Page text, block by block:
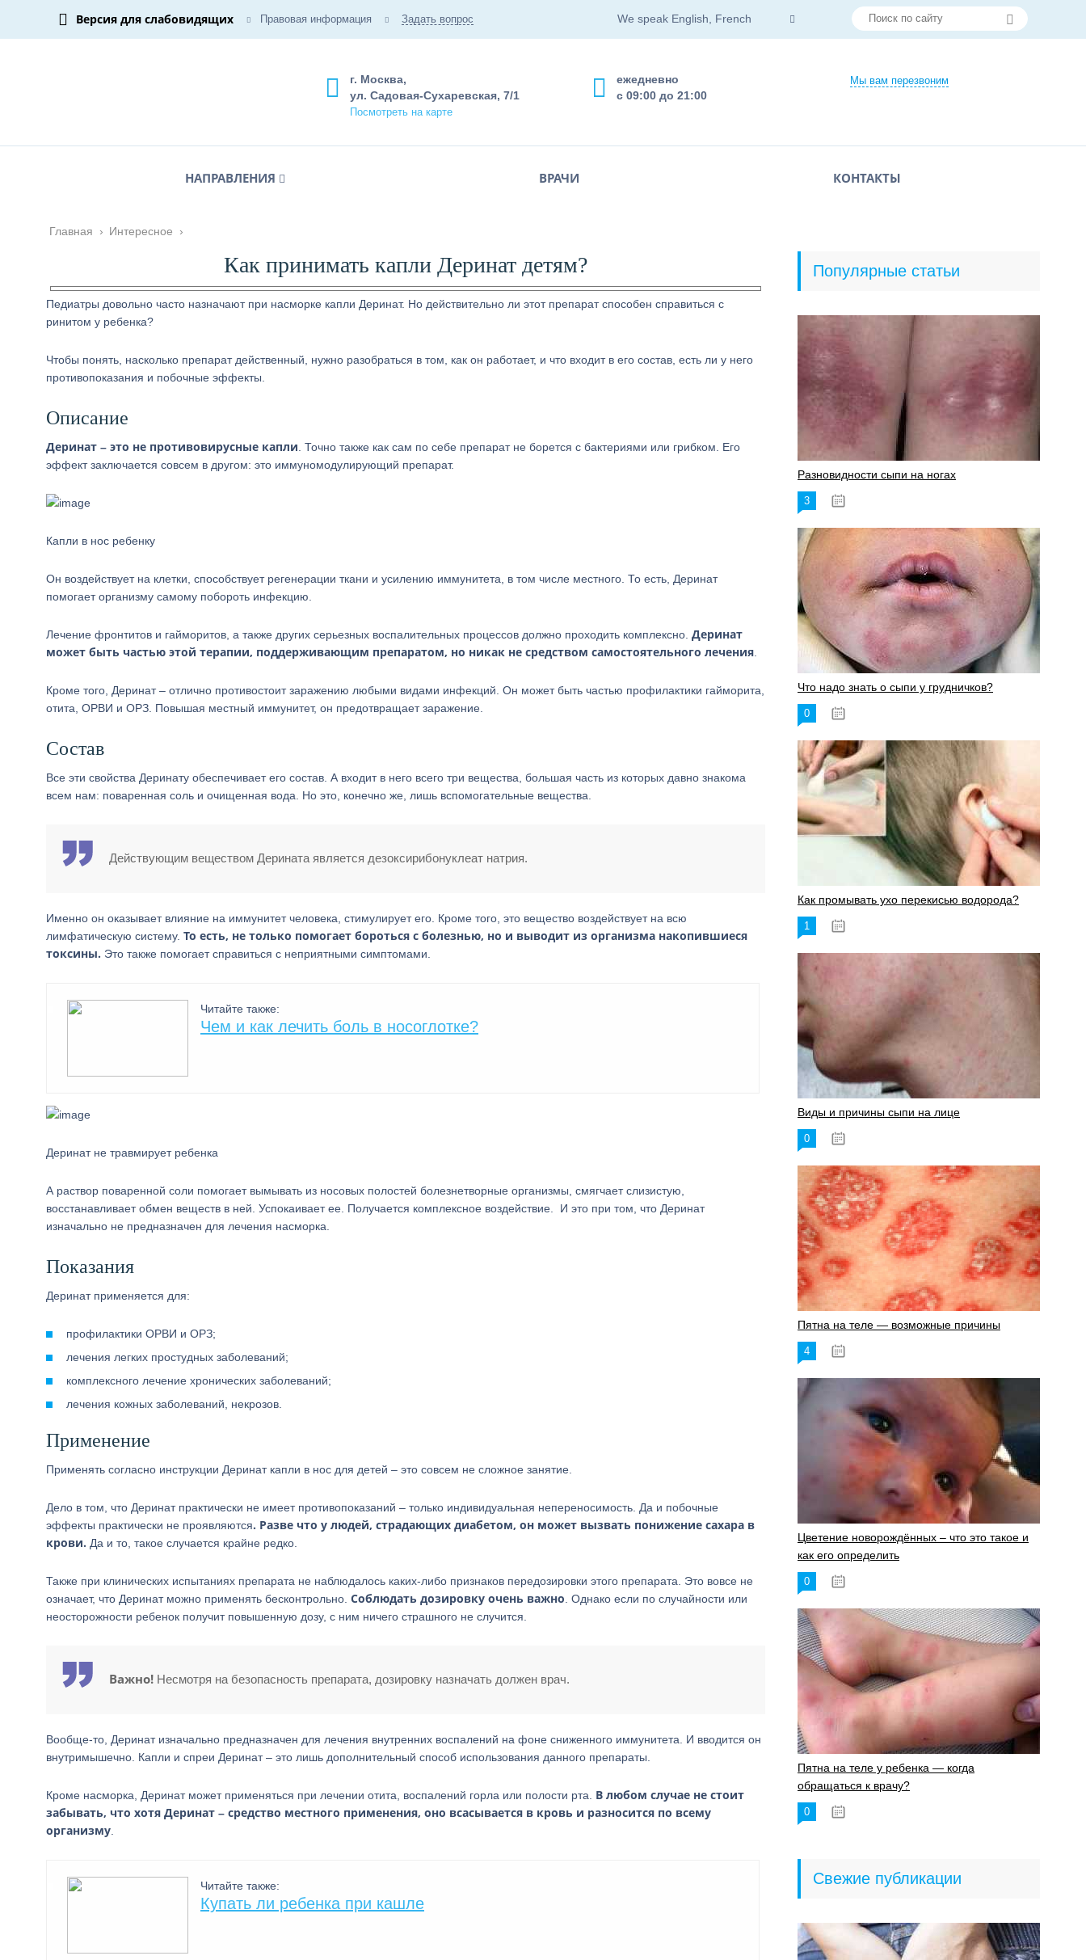
Версия для слабовидящих Правовая информация Задать вопрос We speak English, French
Мы вам перезвоним
ежедневно
с 09:00 до 21:00
г. Москва,
ул. Садовая-Сухаревская, 7/1
Посмотреть на карте
НАПРАВЛЕНИЯ ВРАЧИ КОНТАКТЫ
Главная › Интересное ›
Как принимать капли Деринат детям?
Педиатры довольно часто назначают при насморке капли Деринат. Но действительно ли этот препарат способен справиться с
ринитом у ребенка?
Чтобы понять, насколько препарат действенный, нужно разобраться в том, как он работает, и что входит в его состав, есть ли у него
противопоказания и побочные эффекты.
Описание
Деринат – это не противовирусные капли . Точно также как сам по себе препарат не борется с бактериями или грибком. Его
эффект заключается совсем в другом: это иммуномодулирующий препарат.
Капли в нос ребенку
Он воздействует на клетки, способствует регенерации ткани и усилению иммунитета, в том числе местного. То есть, Деринат
помогает организму самому побороть инфекцию.
Лечение фронтитов и гайморитов, а также других серьезных воспалительных процессов должно проходить комплексно. Деринат
может быть частью этой терапии, поддерживающим препаратом, но никак не средством самостоятельного лечения
Кроме того, Деринат – отлично противостоит заражению любыми видами инфекций. Он может быть частью профилактики гайморита,
отита, ОРВИ и ОРЗ. Повышая местный иммунитет, он предотвращает заражение.
Состав
Все эти свойства Деринату обеспечивает его состав. А входит в него всего три вещества, большая часть из которых давно знакома
всем нам: поваренная соль и очищенная вода. Но это, конечно же, лишь вспомогательные вещества.
Действующим веществом Дерината является дезоксирибонуклеат натрия.
Именно он оказывает влияние на иммунитет человека, стимулирует его. Кроме того, это вещество воздействует на всю
лимфатическую систему. То есть, не только помогает бороться с болезнью, но и выводит из организма накопившиеся
токсины. Это также помогает справиться с неприятными симптомами.
Читайте также:
Чем и как лечить боль в носоглотке?
Деринат не травмирует ребенка
А раствор поваренной соли помогает вымывать из носовых полостей болезнетворные организмы, смягчает слизистую,
восстанавливает обмен веществ в ней. Успокаивает ее. Получается комплексное воздействие. И это при том, что Деринат
изначально не предназначен для лечения насморка.
Показания
Деринат применяется для:
профилактики ОРВИ и ОРЗ;
лечения легких простудных заболеваний;
комплексного лечение хронических заболеваний;
лечения кожных заболеваний, некрозов.
Применение
Применять согласно инструкции Деринат капли в нос для детей – это совсем не сложное занятие.
Дело в том, что Деринат практически не имеет противопоказаний – только индивидуальная непереносимость. Да и побочные
эффекты практически не проявляются. Разве что у людей, страдающих диабетом, он может вызвать понижение сахара в
крови. Да и то, такое случается крайне редко.
Также при клинических испытаниях препарата не наблюдалось каких-либо признаков передозировки этого препарата. Это вовсе не
означает, что Деринат можно применять бесконтрольно. Соблюдать дозировку очень важно . Однако если по случайности или
неосторожности ребенок получит повышенную дозу, с ним ничего страшного не случится.
Важно! Несмотря на безопасность препарата, дозировку назначать должен врач.
Вообще-то, Деринат изначально предназначен для лечения внутренних воспалений на фоне сниженного иммунитета. И вводится он
внутримышечно. Капли и спреи Деринат – это лишь дополнительный способ использования данного препараты.
Кроме насморка, Деринат может применяться при лечении отита, воспалений горла или полости рта. В любом случае не стоит
забывать, что хотя Деринат – средство местного применения, оно всасывается в кровь и разносится по всему
организму
Читайте также:
Купать ли ребенка при кашле
Популярные статьи
Разновидности сыпи на ногах
3
Что надо знать о сыпи у грудничков?
0
Как промывать ухо перекисью водорода?
1
Виды и причины сыпи на лице
0
Пятна на теле — возможные причины
4
Цветение новорождённых – что это такое и
как его определить
0
Пятна на теле у ребенка — когда
обращаться к врачу?
0
Свежие публикации